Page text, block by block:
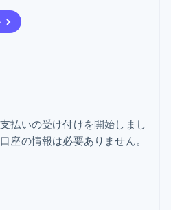
払いの受け付けを開始しまし
座の情報は必要ありません。